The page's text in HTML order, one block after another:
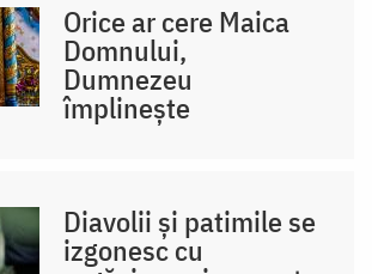
Orice ar cere Maica
Domnului,
Dumnezeu
împlinește
Diavolii și patimile se
izgonesc cu